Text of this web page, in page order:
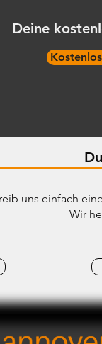
Deine
uns einfach
Wir